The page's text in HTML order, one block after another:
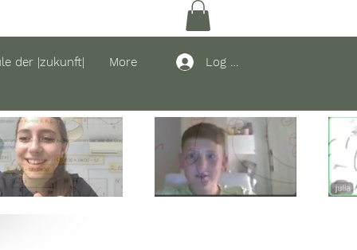
der |zukunft| More Log In